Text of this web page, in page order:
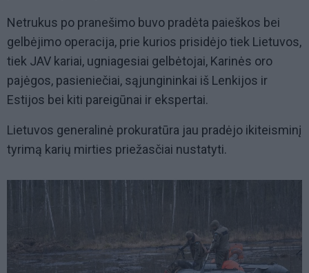
Netrukus po pranešimo buvo pradėta paieškos bei
gelbėjimo operacija, prie kurios prisidėjo tiek Lietuvos,
tiek JAV kariai, ugniagesiai gelbėtojai, Karinės oro
pajėgos, pasieniečiai, sąjungininkai iš Lenkijos ir
Estijos bei kiti pareigūnai ir ekspertai.
Lietuvos generalinė prokuratūra jau pradėjo ikiteisminį
tyrimą karių mirties priežasčiai nustatyti.